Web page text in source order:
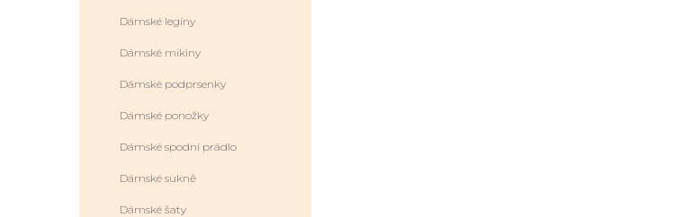
Dámské legíny
Dámské mikiny
Dámské podprsenky
Dámské ponožky
Dámské spodní prádlo
Dámské sukně
Dámské šaty